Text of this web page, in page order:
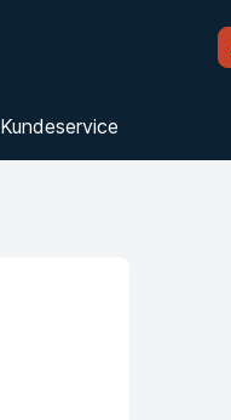
Kundeservice